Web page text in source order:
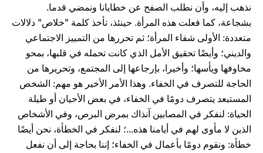
نذهب إليه، وأن نطلب الصفح عن خطايانا ونمضي قدما.
بشجاعة، كما فعلت هذه المرأة. حينئذ، تأخذ كلمة "خلاص" دلالات
متعددة: الأولى شفاء المرأة؛ ثم تحررها من التمييز الاجتماعي
والديني؛ وأيضًا تحقيق الأمل الذي كانت تحمله في قلبها، بمحو
مخاوفها ويأسها؛ وأخيرا، بإرجاعها إلى المجتمع، وتحريرها من
الحاجة للتصرف في الخفاء. وهذا الأمر الأخير هو مهم: الشخص
المستبعد يتصرف دومًا في الخفاء، في بعض الأحيان أو طيلة
الحياة: لنفكر في المصابين آنذاك بمرض البرص، وفي الأشخاص
الذين لا مأوى لهم في أيامنا هذه...؛ لنفكر في الخطأة، نحن أيضًا
خطأة: ونقوم دومًا بأعمال في الخفاء؛ إننا بحاجة إلى أن نفعل